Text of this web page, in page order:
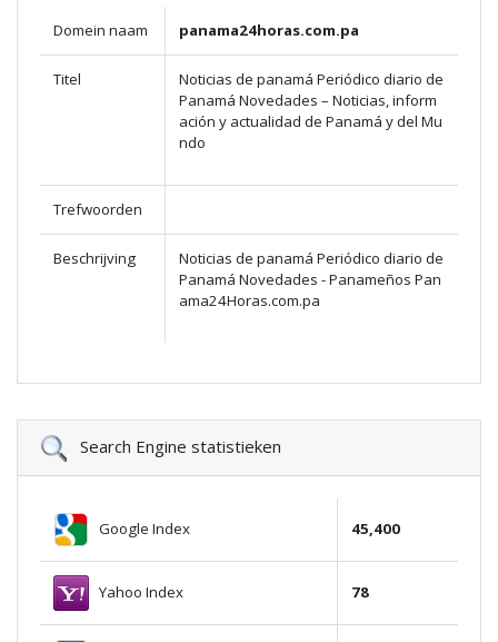
Domein naam panama24horas.com.pa
Titel
Noticias de panamá Periódico diario de
Panamá Novedades – Noticias, inform
ación y actualidad de Panamá y del Mu
ndo
Trefwoorden
Beschrijving
Noticias de panamá Periódico diario de
Panamá Novedades - Panameños Pan
ama24Horas.com.pa
Search Engine statistieken
Google Index 45,400
Yahoo Index 78